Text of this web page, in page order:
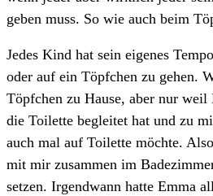
geben muss. So wie auch beim
Jedes Kind hat sein eigenes
oder auf ein Töpfchen zu gehen.
Töpfchen zu Hause, aber nur
die Toilette begleitet hat und zu
auch mal auf Toilette möchte.
mit mir zusammen im
setzen. Irgendwann hatte Emma